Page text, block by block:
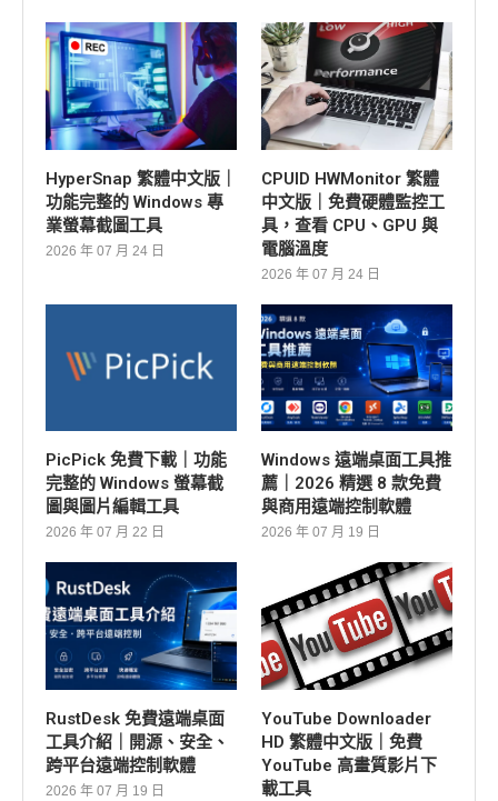
HyperSnap 繁體中文版｜
功能完整的 Windows 專
業螢幕截圖工具
2026 年 07 月 24 日
CPUID HWMonitor 繁體
中文版｜免費硬體監控工
具，查看 CPU、GPU 與
電腦溫度
2026 年 07 月 24 日
PicPick 免費下載｜功能
完整的 Windows 螢幕截
圖與圖片編輯工具
2026 年 07 月 22 日
Windows 遠端桌面工具推
薦｜2026 精選 8 款免費
與商用遠端控制軟體
2026 年 07 月 19 日
RustDesk 免費遠端桌面
工具介紹｜開源、安全、
跨平台遠端控制軟體
2026 年 07 月 19 日
YouTube Downloader
HD 繁體中文版｜免費
YouTube 高畫質影片下
載工具